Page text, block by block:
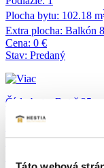
Plocha bytu: 102.18 m
Extra plocha: Balkón
Cena: 0 €
Stav: Predaný
Číslo bytu:
Byt č.35
Počet izieb:
Podlažie:
2